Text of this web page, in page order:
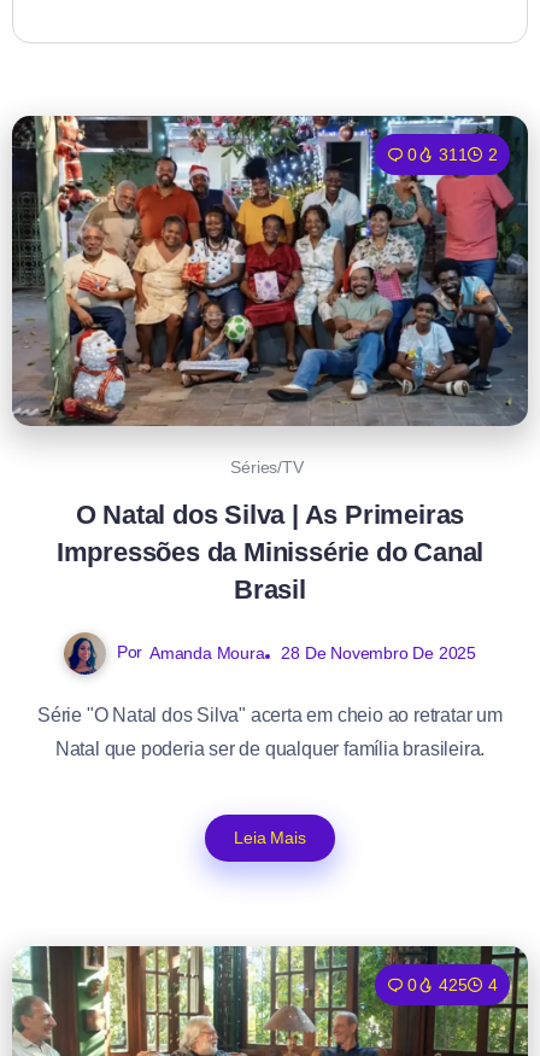
0 311 2
Séries/TV
O Natal dos Silva | As Primeiras
Impressões da Minissérie do Canal
Brasil
Por Amanda Moura 28 De Novembro De 2025
Série "O Natal dos Silva" acerta em cheio ao retratar um
Natal que poderia ser de qualquer família brasileira.
Leia Mais
0 425 4